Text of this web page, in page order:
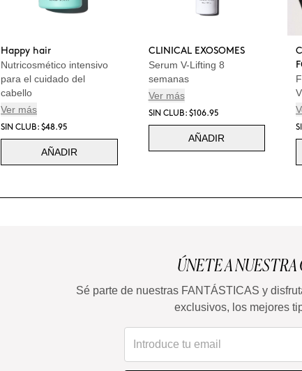
Happy hair
Nutricosmético intensivo
para el cuidado del
cabello
Ver más
SIN CLUB: $48.95
AÑADIR
CLINICAL EXOSOMES
Serum V-Lifting 8
semanas
Ver más
SIN CLUB: $106.95
AÑADIR
ÚNETE A
Sé parte de nuestras FANTÁSTICAS y
exclusivos, los mejores